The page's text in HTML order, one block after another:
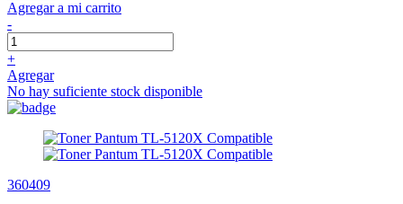
Agregar a mi carrito
-
+
Agregar
No hay suficiente stock disponible
360409